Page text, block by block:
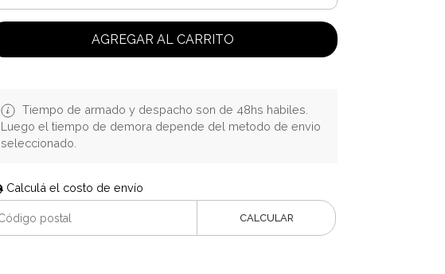
AGREGAR AL CARRITO
Tiempo de armado y despacho son de 48hs habiles.
Luego el tiempo de demora depende del metodo de envio
seleccionado.
Calculá el costo de envío
CALCULAR